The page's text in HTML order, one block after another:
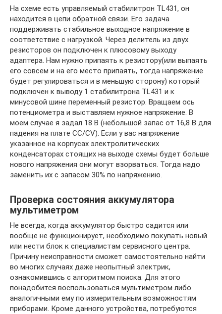
На схеме есть управляемый стабилитрон TL431, он
находится в цепи обратной связи. Его задача
поддерживать стабильное выходное напряжение в
соответствие с нагрузкой. Через делитель из двух
резисторов он подключен к плюсовому выходу
адаптера. Нам нужно припаять к резистору(или выпаять
его совсем и на его место припаять, тогда напряжение
будет регулироваться и в меньшую сторону) который
подключен к выводу 1 стабилитрона TL431 и к
минусовой шине переменный резистор. Вращаем ось
потенциометра и выставляем нужное напряжение. В
моем случае я задал 18 В (небольшой запас от 16,8 В для
падения на плате CC/CV). Если у вас напряжение
указанное на корпусах электролитических
конденсаторах стоящих на выходе схемы будет больше
нового напряжения они могут взорваться. Тогда надо
заменить их с запасом 30% по напряжению.
Проверка состояния аккумулятора
мультиметром
Не всегда, когда аккумулятор быстро садится или
вообще не функционирует, необходимо покупать новый
или нести блок к специалистам сервисного центра.
Причину неисправности сможет самостоятельно найти
во многих случаях даже неопытный электрик,
ознакомившись с алгоритмом поиска. Для этого
понадобится воспользоваться мультиметром либо
аналогичными ему по измерительным возможностям
приборами. Кроме данного устройства, потребуются